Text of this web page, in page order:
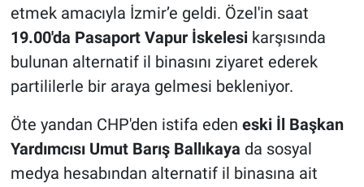
etmek amacıyla İzmir’e geldi. Özel'in saat
19.00'da Pasaport Vapur İskelesi karşısında
bulunan alternatif il binasını ziyaret ederek
partililerle bir araya gelmesi bekleniyor.
Öte yandan CHP'den istifa eden eski İl Başkan
Yardımcısı Umut Barış Ballıkaya da sosyal
medya hesabından alternatif il binasına ait